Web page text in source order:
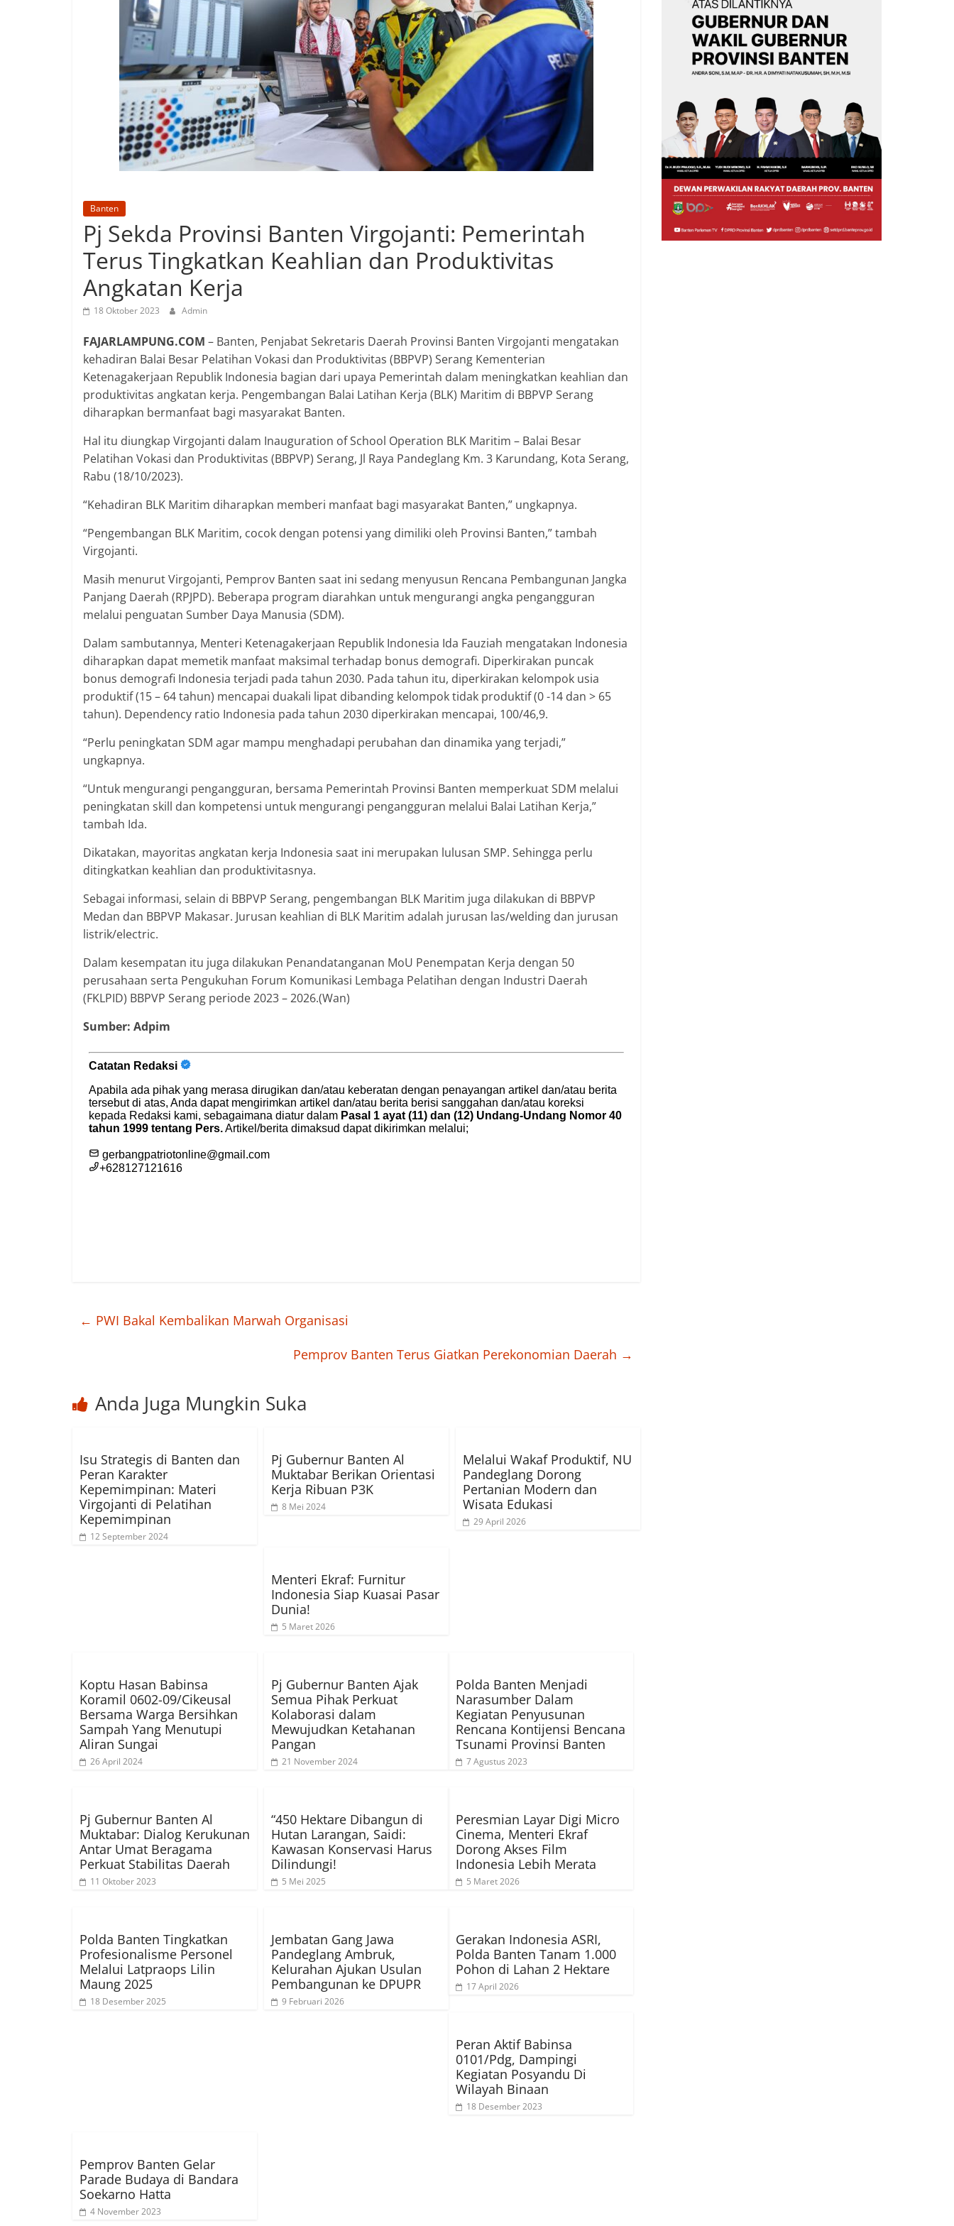
Banten
Pj Sekda Provinsi Banten Virgojanti: Pemerintah
Terus Tingkatkan Keahlian dan Produktivitas
Angkatan Kerja
18 Oktober 2023 Admin
FAJARLAMPUNG.COM – Banten, Penjabat Sekretaris Daerah Provinsi Banten Virgojanti mengatakan
kehadiran Balai Besar Pelatihan Vokasi dan Produktivitas (BBPVP) Serang Kementerian
Ketenagakerjaan Republik Indonesia bagian dari upaya Pemerintah dalam meningkatkan keahlian dan
produktivitas angkatan kerja. Pengembangan Balai Latihan Kerja (BLK) Maritim di BBPVP Serang
diharapkan bermanfaat bagi masyarakat Banten.
Hal itu diungkap Virgojanti dalam Inauguration of School Operation BLK Maritim – Balai Besar
Pelatihan Vokasi dan Produktivitas (BBPVP) Serang, Jl Raya Pandeglang Km. 3 Karundang, Kota Serang,
Rabu (18/10/2023).
“Kehadiran BLK Maritim diharapkan memberi manfaat bagi masyarakat Banten,” ungkapnya.
“Pengembangan BLK Maritim, cocok dengan potensi yang dimiliki oleh Provinsi Banten,” tambah
Virgojanti.
Masih menurut Virgojanti, Pemprov Banten saat ini sedang menyusun Rencana Pembangunan Jangka
Panjang Daerah (RPJPD). Beberapa program diarahkan untuk mengurangi angka pengangguran
melalui penguatan Sumber Daya Manusia (SDM).
Dalam sambutannya, Menteri Ketenagakerjaan Republik Indonesia Ida Fauziah mengatakan Indonesia
diharapkan dapat memetik manfaat maksimal terhadap bonus demografi. Diperkirakan puncak
bonus demografi Indonesia terjadi pada tahun 2030. Pada tahun itu, diperkirakan kelompok usia
produktif (15 – 64 tahun) mencapai duakali lipat dibanding kelompok tidak produktif (0 -14 dan > 65
tahun). Dependency ratio Indonesia pada tahun 2030 diperkirakan mencapai, 100/46,9.
“Perlu peningkatan SDM agar mampu menghadapi perubahan dan dinamika yang terjadi,”
ungkapnya.
“Untuk mengurangi pengangguran, bersama Pemerintah Provinsi Banten memperkuat SDM melalui
peningkatan skill dan kompetensi untuk mengurangi pengangguran melalui Balai Latihan Kerja,”
tambah Ida.
Dikatakan, mayoritas angkatan kerja Indonesia saat ini merupakan lulusan SMP. Sehingga perlu
ditingkatkan keahlian dan produktivitasnya.
Sebagai informasi, selain di BBPVP Serang, pengembangan BLK Maritim juga dilakukan di BBPVP
Medan dan BBPVP Makasar. Jurusan keahlian di BLK Maritim adalah jurusan las/welding dan jurusan
listrik/electric.
Dalam kesempatan itu juga dilakukan Penandatanganan MoU Penempatan Kerja dengan 50
perusahaan serta Pengukuhan Forum Komunikasi Lembaga Pelatihan dengan Industri Daerah
(FKLPID) BBPVP Serang periode 2023 – 2026.(Wan)
Sumber: Adpim
← PWI Bakal Kembalikan Marwah Organisasi
Pemprov Banten Terus Giatkan Perekonomian Daerah →
Anda Juga Mungkin Suka
Isu Strategis di Banten dan
Peran Karakter
Kepemimpinan: Materi
Virgojanti di Pelatihan
Kepemimpinan
12 September 2024
Pj Gubernur Banten Al
Muktabar Berikan Orientasi
Kerja Ribuan P3K
8 Mei 2024
Melalui Wakaf Produktif, NU
Pandeglang Dorong
Pertanian Modern dan
Wisata Edukasi
29 April 2026
Menteri Ekraf: Furnitur
Indonesia Siap Kuasai Pasar
Dunia!
5 Maret 2026
Koptu Hasan Babinsa
Koramil 0602-09/Cikeusal
Bersama Warga Bersihkan
Sampah Yang Menutupi
Aliran Sungai
26 April 2024
Pj Gubernur Banten Ajak
Semua Pihak Perkuat
Kolaborasi dalam
Mewujudkan Ketahanan
Pangan
21 November 2024
Polda Banten Menjadi
Narasumber Dalam
Kegiatan Penyusunan
Rencana Kontijensi Bencana
Tsunami Provinsi Banten
7 Agustus 2023
Pj Gubernur Banten Al
Muktabar: Dialog Kerukunan
Antar Umat Beragama
Perkuat Stabilitas Daerah
11 Oktober 2023
“450 Hektare Dibangun di
Hutan Larangan, Saidi:
Kawasan Konservasi Harus
Dilindungi!
5 Mei 2025
Peresmian Layar Digi Micro
Cinema, Menteri Ekraf
Dorong Akses Film
Indonesia Lebih Merata
5 Maret 2026
Polda Banten Tingkatkan
Profesionalisme Personel
Melalui Latpraops Lilin
Maung 2025
18 Desember 2025
Jembatan Gang Jawa
Pandeglang Ambruk,
Kelurahan Ajukan Usulan
Pembangunan ke DPUPR
9 Februari 2026
Gerakan Indonesia ASRI,
Polda Banten Tanam 1.000
Pohon di Lahan 2 Hektare
17 April 2026
Peran Aktif Babinsa
0101/Pdg, Dampingi
Kegiatan Posyandu Di
Wilayah Binaan
18 Desember 2023
Pemprov Banten Gelar
Parade Budaya di Bandara
Soekarno Hatta
4 November 2023